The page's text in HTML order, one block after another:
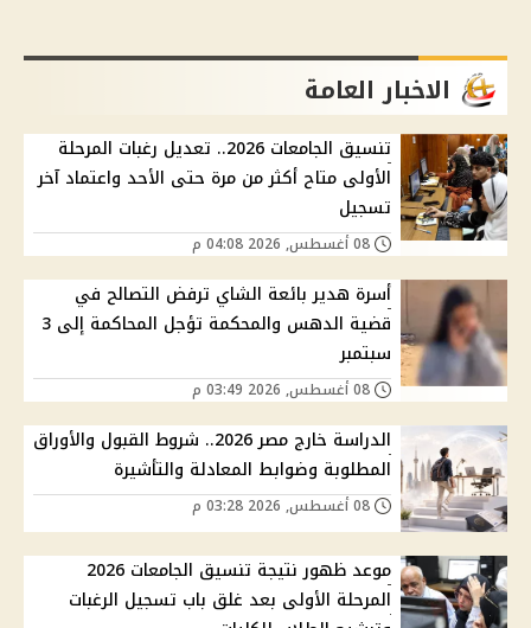
الاخبار العامة
تنسيق الجامعات 2026.. تعديل رغبات المرحلة
الأولى متاح أكثر من مرة حتى الأحد واعتماد آخر
تسجيل
أسرة هدير بائعة الشاي ترفض التصالح في
قضية الدهس والمحكمة تؤجل المحاكمة إلى 3
سبتمبر
الدراسة خارج مصر 2026.. شروط القبول والأوراق
المطلوبة وضوابط المعادلة والتأشيرة
موعد ظهور نتيجة تنسيق الجامعات 2026
المرحلة الأولى بعد غلق باب تسجيل الرغبات